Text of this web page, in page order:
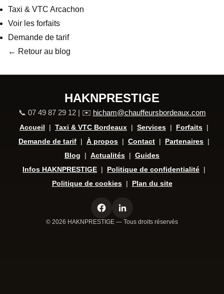
Taxi & VTC Arcachon
Voir les forfaits
Demande de tarif
← Retour au blog
HAKNPRESTIGE
📞 07 49 87 29 12 | ✉️ hicham@chauffeursbordeaux.com
Accueil | Taxi & VTC Bordeaux | Services | Forfaits |
Demande de tarif | À propos | Contact | Partenaires |
Blog
| Actualités | Guides
Infos HAKNPRESTIGE | Politique de confidentialité |
Politique de cookies | Plan du site
© 2026 HAKNPRESTIGE — Tous droits réservés